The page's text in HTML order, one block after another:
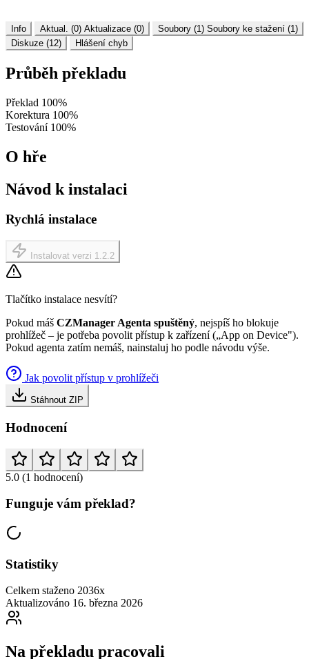
Info Aktual. (0) Aktualizace (0) Soubory (1) Soubory ke stažení (1)
Diskuze (12)
Hlášení chyb
Průběh překladu
Překlad 100%
Korektura 100%
Testování 100%
O hře
Návod k instalaci
Rychlá instalace
Instalovat verzi 1.2.2
Tlačítko instalace nesvítí?
Pokud máš CZManager Agenta spuštěný, nejspíš ho blokuje
prohlížeč – je potřeba povolit přístup k zařízení („App on Device").
Pokud agenta zatím nemáš, nainstaluj ho podle návodu výše.
Jak povolit přístup v prohlížeči
Stáhnout ZIP
Hodnocení
5.0 (1 hodnocení)
Funguje vám překlad?
Statistiky
Celkem staženo 2036x
Aktualizováno 16. března 2026
Na překladu pracovali